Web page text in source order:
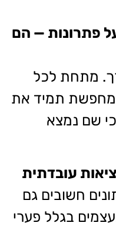
פתרונות — הם
מתחת לכל
תמיד את
שם נמצא
עובדתית
חשובים גם
בגלל פערי